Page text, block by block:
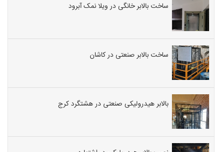
ساخت بالابر خانگی در ویلا نمک آبرود
ساخت بالابر صنعتی در کاشان
بالابر هیدرولیکی صنعتی در هشتگرد کرج